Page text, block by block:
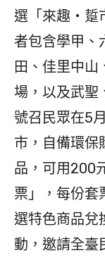
選「來趣・踅
者包含學甲、
田、佳里中山
場，以及武聖
號召民眾在5
市，自備環保
品，可用200
票」，每份套
選特色商品兌
動，邀請全臺